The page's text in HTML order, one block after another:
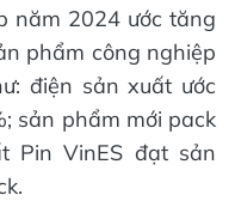
năm 2024 ước tăng
phẩm công nghiệp
điện sản xuất ước
sản phẩm mới pack
Pin VinES đạt sản